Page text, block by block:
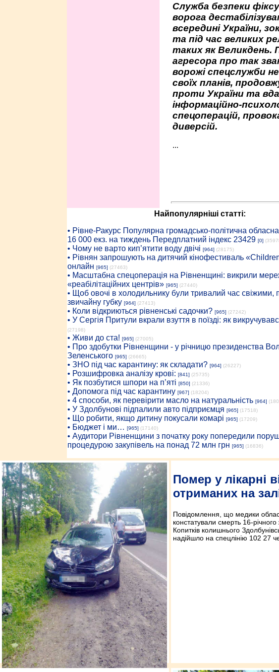
Служба безпеки
ворога
всередині України,
та під час великих
таких як Великдень.
агресора про так
ворожі спецслужби
своїх планів,
проти України та
інформаційно-
спецоперацій,
диверсій.
...
Найпопулярніші статті:
• Рiвне-Ракурс Популярна громадсько-політична
16 000 екз. на тиждень Передплатний індекс 23429 [0]
• Чому не варто кип’ятити воду двічі [964] (28175)
• Рівнян запрошують на дитячий кінофестиваль
онлайн [965] (27463)
• Масштабна спецоперація на Рівненщині: викрили
«реабілітаційних центрів» [965] (27440)
• Щоб овочі в холодильнику були тривалий час свіжими,
звичайну губку [964] (27413)
• Коли відкриються рівненські садочки? [965] (27242)
• У Сергія Притули вкрали взуття в поїзді: як
(27198)
• Живи до ста! [965] (27005)
• Про здобутки Рівненщини - у річницю президенства
Зеленського [965] (26665)
• ЗНО під час карантину: як складати? [964] (26227)
• Розшифровка аналізу крові: [841] (25735)
• Як позбутися шпори на п’яті [850] (21336)
• Допомога під час карантину [967] (18204)
• 4 способи, як перевірити масло на натуральність [964]
• У Здолбунові підпалили авто підприємця [965] (17518)
• Що робити, якщо дитину покусали комарі [965] (17209)
• Бюджет і ми… [965] (17140)
• Аудитори Рівненщини з початку року попередили
процедурою закупівель на понад 72 млн грн [965] (16836)
Помер у лікарні
отриманих на
Повідомлення, що медики
констатували смерть 16-
Копитків колишнього
надійшло на спецлінію 102 27